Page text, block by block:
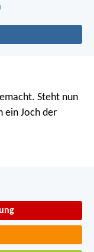
Steht nun
ein Joch der